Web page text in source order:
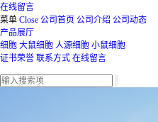
在线留言
菜单 Close 公司首页 公司介绍 公司动态
产品展厅
细胞 大鼠细胞 人源细胞 小鼠细胞
证书荣誉 联系方式 在线留言